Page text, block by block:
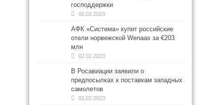
господдержки
02.02.2023
АФК «Система» купит российские
отели норвежской Wenaas за €203
млн
02.02.2023
В Росавиации заявили о
предпосылках к поставкам западных
самолетов
02.02.2023